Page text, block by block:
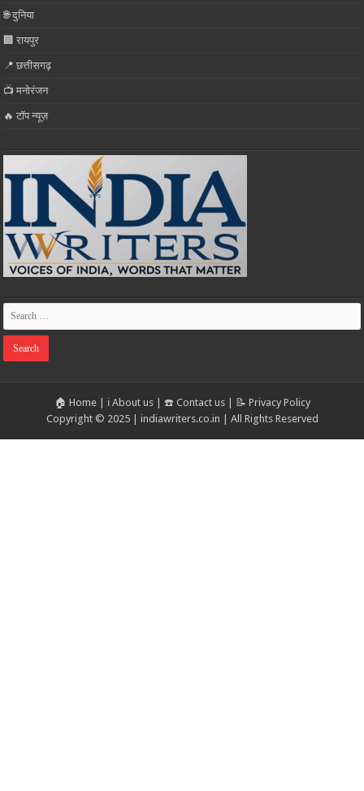
🌐 दुनिया
🏢 रायपुर
📍 छत्तीसगढ़
📺 मनोरंजन
🔥 टॉप न्यूज़
🏠 Home| ℹ️ About us| ☎️ Contact us| 📝 Privacy Policy
Copyright © 2025 | indiawriters.co.in | All Rights Reserved